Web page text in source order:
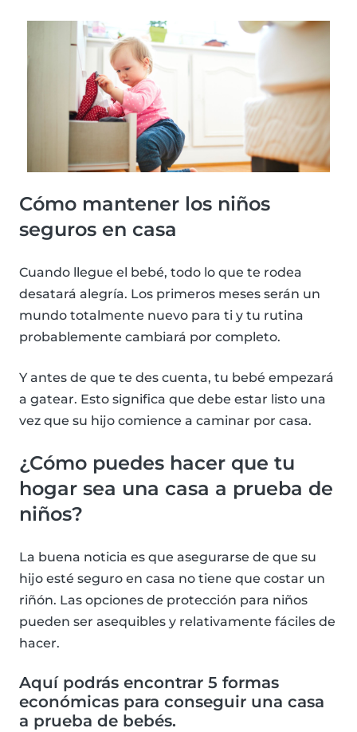
Cómo mantener los niños
seguros en casa
Cuando llegue el bebé, todo lo que te rodea
desatará alegría. Los primeros meses serán un
mundo totalmente nuevo para ti y tu rutina
probablemente cambiará por completo.
Y antes de que te des cuenta, tu bebé empezará
a gatear. Esto significa que debe estar listo una
vez que su hijo comience a caminar por casa.
¿Cómo puedes hacer que tu
hogar sea una casa a prueba de
niños?
La buena noticia es que asegurarse de que su
hijo esté seguro en casa no tiene que costar un
riñón. Las opciones de protección para niños
pueden ser asequibles y relativamente fáciles de
hacer.
Aquí podrás encontrar 5 formas
económicas para conseguir una casa
a prueba de bebés.